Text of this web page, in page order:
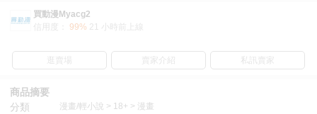
買動漫Myacg2
信用度：
99% 21 小時前上線
逛賣場 賣家介紹 私訊賣家
商品摘要
分類
漫畫/輕小說 > 18+ > 漫畫